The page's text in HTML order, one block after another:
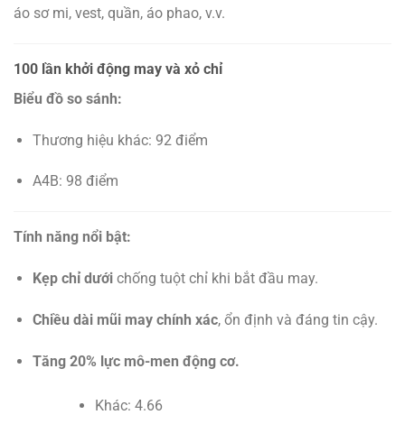
áo sơ mi, vest, quần, áo phao, v.v.
100 lần khởi động may và xỏ chỉ
Biểu đồ so sánh:
Thương hiệu khác: 92 điểm
A4B: 98 điểm
Tính năng nổi bật:
Kẹp chỉ dướichống tuột chỉ khi bắt đầu may.
Chiều dài mũi may chính xác, ổn định và đáng tin cậy.
Tăng 20% lực mô-men động cơ.
Khác: 4.66